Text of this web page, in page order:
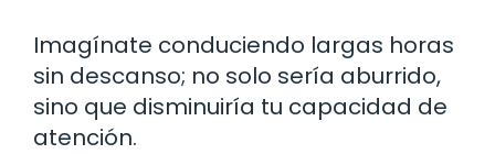
Imagínate conduciendo largas horas
sin descanso; no solo sería aburrido,
sino que disminuiría tu capacidad de
atención.